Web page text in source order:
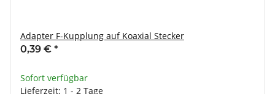
Adapter F-Kupplung auf Koaxial Stecker
0,39 € *
Sofort verfügbar
Lieferzeit: 1 - 2 Tage